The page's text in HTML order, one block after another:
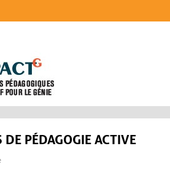
DE PÉDAGOGIE ACTIVE